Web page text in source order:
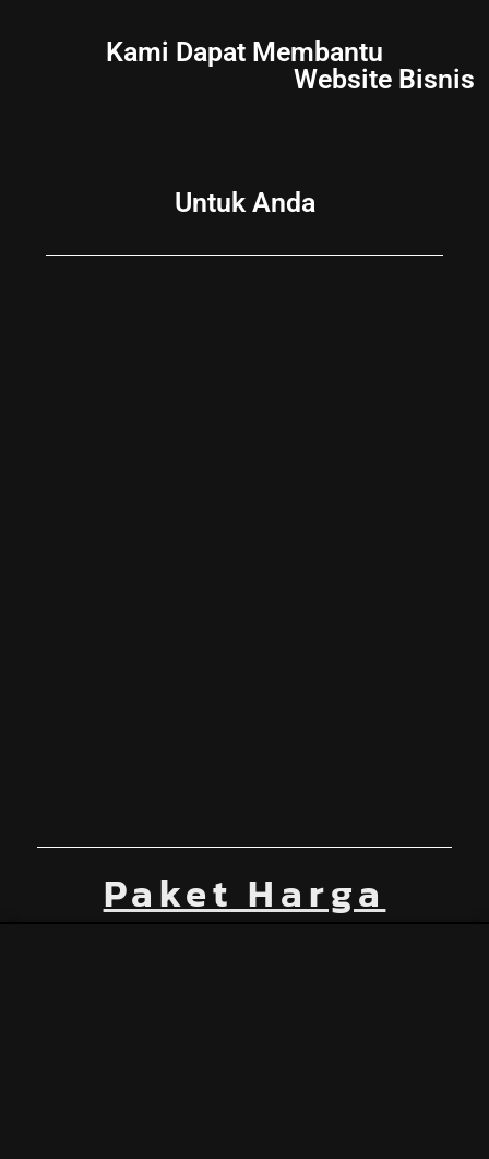
Kami Dapat Membantu
Website Bisnis
Untuk Anda
Paket Harga